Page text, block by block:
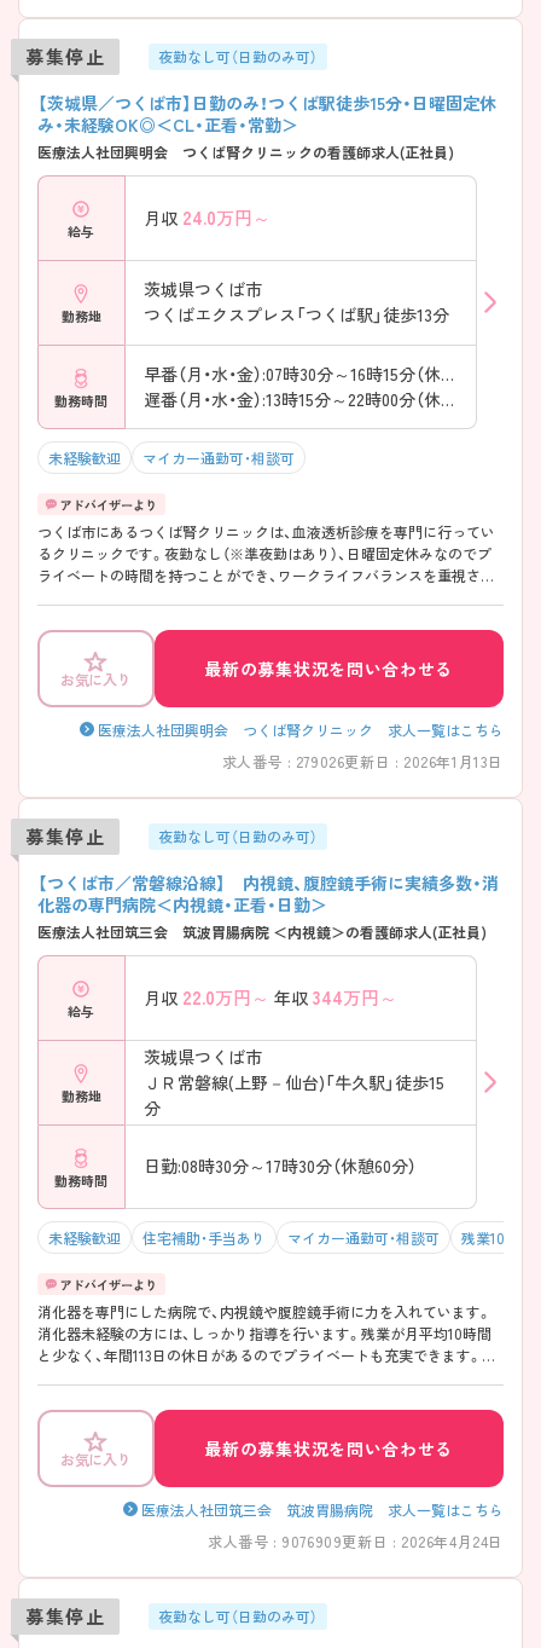
募集停止 夜勤なし可（日勤のみ可）
【茨城県／つくば市】日勤のみ！つくば駅徒歩15分・日曜固定休
み・未経験OK◎＜CL・正看・常勤＞
医療法人社団興明会 つくば腎クリニックの看護師求人(正社員)
給与
月収 24.0万円～
勤務地
茨城県つくば市
つくばエクスプレス「つくば駅」徒歩13分
勤務時間
早番（月・水・金）:07時30分～16時15分（休憩60分）
遅番（月・水・金）:13時15分～22時00分（休憩60分）
未経験歓迎 マイカー通勤可・相談可
つくば市にあるつくば腎クリニックは、血液透析診療を専門に行ってい
るクリニックです。夜勤なし（※準夜勤はあり）、日曜固定休みなのでプ
ライベートの時間を持つことができ、ワークライフバランスを重視され
ぜひお問い合わせください。
お気に入り
最新の募集状況を問い合わせる
医療法人社団興明会 つくば腎クリニック 求人一覧はこちら
求人番号 : 279026更新日 : 2026年1月13日
募集停止 夜勤なし可（日勤のみ可）
【つくば市／常磐線沿線】 内視鏡、腹腔鏡手術に実績多数・消
化器の専門病院＜内視鏡・正看・日勤＞
医療法人社団筑三会 筑波胃腸病院 ＜内視鏡＞の看護師求人(正社員)
給与
月収 22.0万円～ 年収 344万円～
勤務地
茨城県つくば市
ＪＲ常磐線(上野－仙台)「牛久駅」徒歩15
分
勤務時間
日勤:08時30分～17時30分（休憩60分）
未経験歓迎 住宅補助・手当あり マイカー通勤可・相談可 残業10h以下
消化器を専門にした病院で、内視鏡や腹腔鏡手術に力を入れています。
消化器未経験の方には、しっかり指導を行います。残業が月平均10時間
と少なく、年間113日の休日があるのでプライベートも充実できます。ご
お気に入り 最新の募集状況を問い合わせる
医療法人社団筑三会 筑波胃腸病院 求人一覧はこちら
求人番号 : 9076909更新日 : 2026年4月24日
募集停止 夜勤なし可（日勤のみ可）